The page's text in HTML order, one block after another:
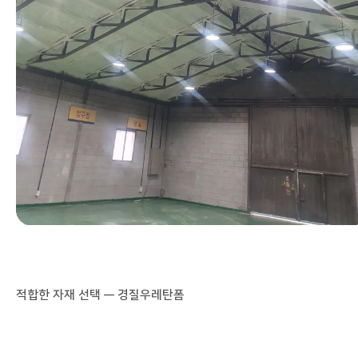
적합한 자재 선택 — 경질우레탄폼